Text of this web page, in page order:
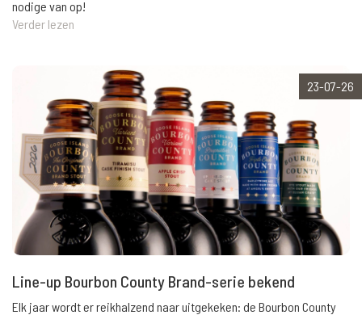
nodige van op!
Verder lezen
23-07-26
Line-up Bourbon County Brand-serie bekend
Elk jaar wordt er reikhalzend naar uitgekeken: de Bourbon County